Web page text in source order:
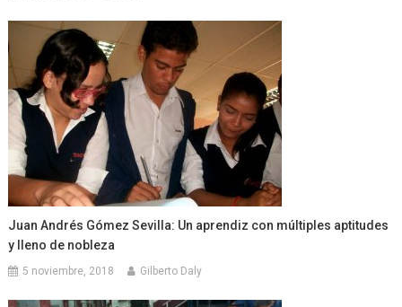
Juan Andrés Gómez Sevilla: Un aprendiz con múltiples aptitudes
y lleno de nobleza
5 noviembre, 2018 Gilberto Daly